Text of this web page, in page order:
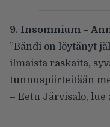
9. Insomnium –
”Bändi on löytänyt
ilmaista raskaita,
tunnuspiirteitään
– Eetu Järvisalo, lue